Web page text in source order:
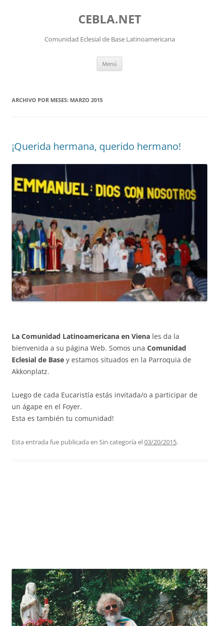
CEBLA.NET
Comunidad Eclesial de Base Latinoamericana
Menú
ARCHIVO POR MESES: MARZO 2015
¡Querida hermana, querido hermano!
La Comunidad Latinoamericana en Viena les da la
bienvenida a su página Web. Somos una Comunidad
Eclesial de Base y estamos situados en la Parroquia de
Akkonplatz.
Luego de cada Eucaristía estás invitada/o a participar de
un ágape en el Foyer.
Esta es también tu comunidad!
Esta entrada fue publicada en Sin categoría el03/20/2015.